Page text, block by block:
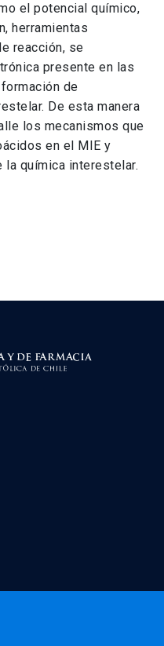
el potencial químico,
herramientas
reacción, se
presente en las
de
De esta manera
los mecanismos que
en el MIE y
la química interestelar.